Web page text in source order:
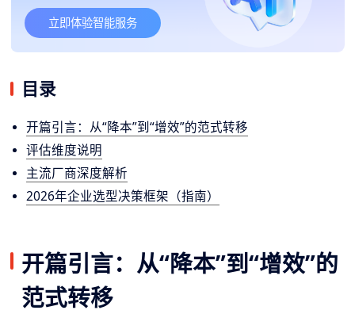
立即体验智能服务
目录
开篇引言：从“降本”到“增效”的范式转移
评估维度说明
主流厂商深度解析
2026年企业选型决策框架（指南）
开篇引言：从“降本”到“增效”的
范式转移